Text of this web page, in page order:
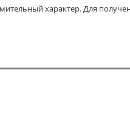
характер. Для